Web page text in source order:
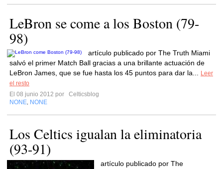
LeBron se come a los Boston (79-
98)
artículo publicado por The Truth Miami
salvó el primer Match Ball gracias a una brillante actuación de
LeBron James, que se fue hasta los 45 puntos para dar la...
Leer
el resto
El 08 junio 2012 por
Celticsblog
NONE NONE
Los Celtics igualan la eliminatoria
(93-91)
artículo publicado por The